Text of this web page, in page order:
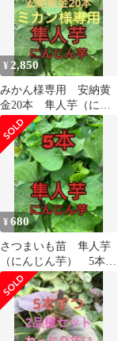
¥ 2,850
みかん様専用 安納黄
金20本 隼人芋（にん
じん芋）苗10本＋α
¥680
さつまいも苗 隼人芋
（にんじん芋） 5本＋
α